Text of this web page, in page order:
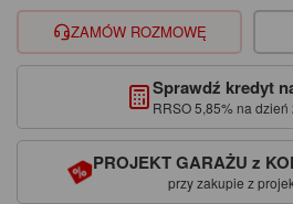
ZAMÓW ROZMOWĘ
Sprawdź kredyt
RRSO 5,85% na dzień
PROJEKT GARAŻU z
przy zakupie z